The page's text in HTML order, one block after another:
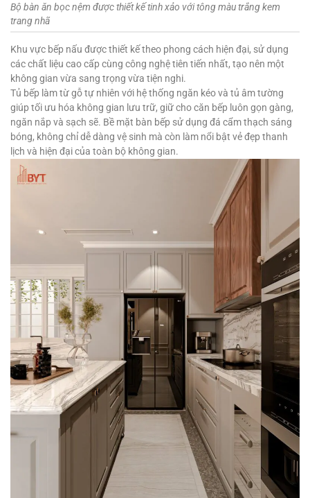
Bộ bàn ăn bọc nệm được thiết kế tinh xảo với tông màu trắng kem
trang nhã
Khu vực bếp nấu được thiết kế theo phong cách hiện đại, sử dụng
các chất liệu cao cấp cùng công nghệ tiên tiến nhất, tạo nên một
không gian vừa sang trọng vừa tiện nghi.
Tủ bếp làm từ gỗ tự nhiên với hệ thống ngăn kéo và tủ âm tường
giúp tối ưu hóa không gian lưu trữ, giữ cho căn bếp luôn gọn gàng,
ngăn nắp và sạch sẽ. Bề mặt bàn bếp sử dụng đá cẩm thạch sáng
bóng, không chỉ dễ dàng vệ sinh mà còn làm nổi bật vẻ đẹp thanh
lịch và hiện đại của toàn bộ không gian.